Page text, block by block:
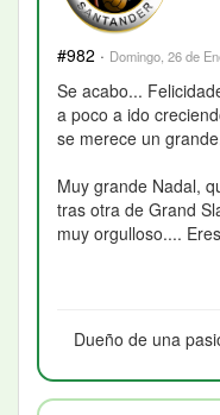
#982 · Domingo, 26 de
Se acabo...
a poco a ido
se merece un
Muy grande Nadal,
tras otra de Grand
muy orgulloso....
Dueño de una